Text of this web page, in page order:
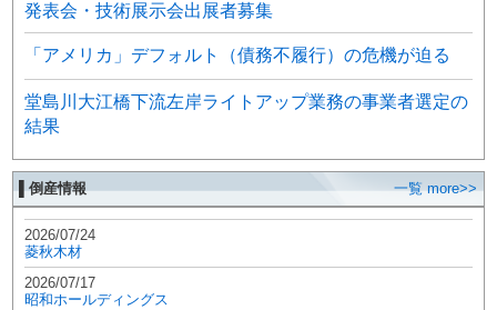
発表会・技術展示会出展者募集
「アメリカ」デフォルト（債務不履行）の危機が迫る
堂島川大江橋下流左岸ライトアップ業務の事業者選定の
結果
▌倒産情報 一覧 more>>
2026/07/24
菱秋木材
2026/07/17
昭和ホールディングス